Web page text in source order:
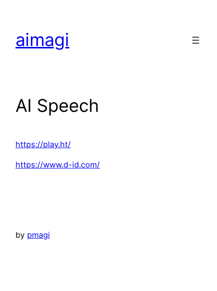
innehåll
aimagi
AI Speech
https://play.ht/
https://www.d-id.com/
by pmagi